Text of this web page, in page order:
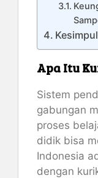
Apa Itu
Sistem
gabungan
proses
didik bisa
Indonesia
dengan